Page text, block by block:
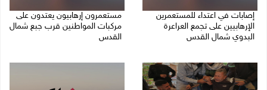
إصابات في اعتداء للمستعمرين
الإرهابيين على تجمع العراعرة
البدوي شمال القدس
مستعمرون إرهابيون يعتدون على
مركبات المواطنين قرب جبع شمال
القدس